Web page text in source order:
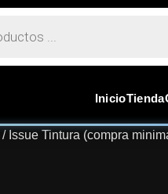
InicioTienda
/ Issue Tintura (compra